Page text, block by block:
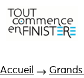
Accueil